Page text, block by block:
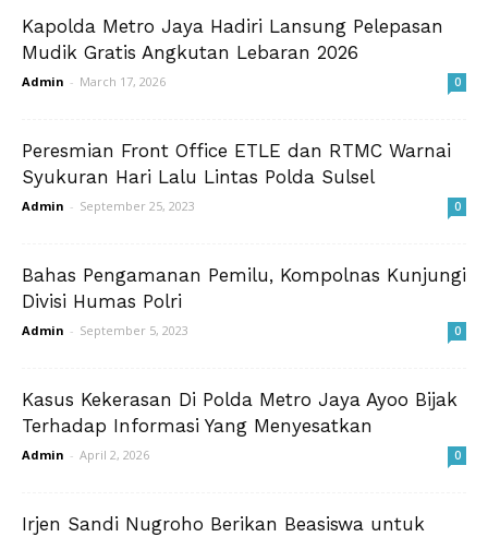
Kapolda Metro Jaya Hadiri Lansung Pelepasan
Mudik Gratis Angkutan Lebaran 2026
Admin - March 17, 2026 0
Peresmian Front Office ETLE dan RTMC Warnai
Syukuran Hari Lalu Lintas Polda Sulsel
Admin - September 25, 2023 0
Bahas Pengamanan Pemilu, Kompolnas Kunjungi
Divisi Humas Polri
Admin - September 5, 2023 0
Kasus Kekerasan Di Polda Metro Jaya Ayoo Bijak
Terhadap Informasi Yang Menyesatkan
Admin - April 2, 2026 0
Irjen Sandi Nugroho Berikan Beasiswa untuk